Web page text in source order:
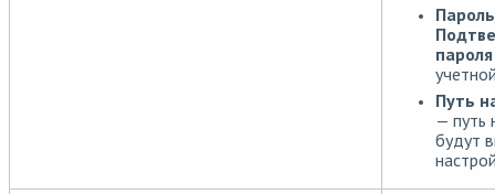
пароля
Путь
— путь
будут